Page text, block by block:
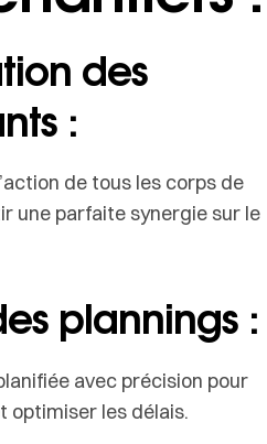
des
:
de tous les corps de
une parfaite synergie sur le
plannings :
avec précision pour
optimiser les délais.